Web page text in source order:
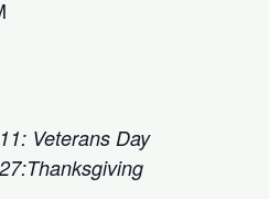
Veterans Day